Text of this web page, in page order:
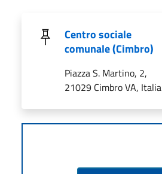
Centro sociale
comunale (Cimbro)
Piazza S. Martino, 2,
21029 Cimbro VA, Italia